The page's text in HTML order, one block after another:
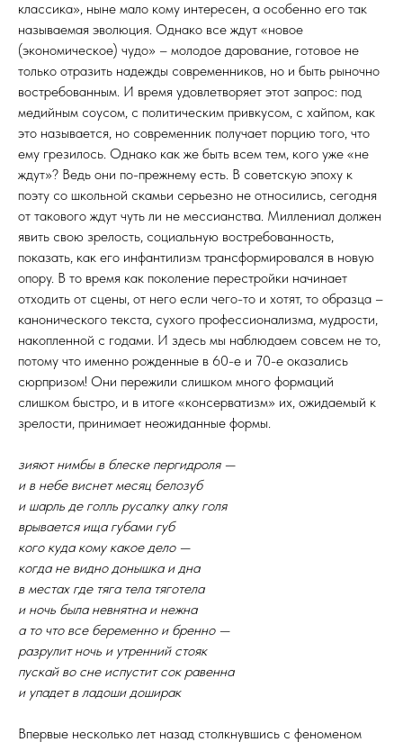
классика», ныне мало кому интересен, а особенно его так
называемая эволюция. Однако все ждут «новое
(экономическое) чудо» – молодое дарование, готовое не
только отразить надежды современников, но и быть рыночно
востребованным. И время удовлетворяет этот запрос: под
медийным соусом, с политическим привкусом, с хайпом, как
это называется, но современник получает порцию того, что
ему грезилось. Однако как же быть всем тем, кого уже «не
ждут»? Ведь они по-прежнему есть. В советскую эпоху к
поэту со школьной скамьи серьезно не относились, сегодня
от такового ждут чуть ли не мессианства. Миллениал должен
явить свою зрелость, социальную востребованность,
показать, как его инфантилизм трансформировался в новую
опору. В то время как поколение перестройки начинает
отходить от сцены, от него если чего-то и хотят, то образца –
канонического текста, сухого профессионализма, мудрости,
накопленной с годами. И здесь мы наблюдаем совсем не то,
потому что именно рожденные в 60-е и 70-е оказались
сюрпризом! Они пережили слишком много формаций
слишком быстро, и в итоге «консерватизм» их, ожидаемый к
зрелости, принимает неожиданные формы.
зияют нимбы в блеске пергидроля —
и в небе виснет месяц белозуб
и шарль де голль русалку алку голя
врывается ища губами губ
кого куда кому какое дело —
когда не видно донышка и дна
в местах где тяга тела тяготела
и ночь была невнятна и нежна
а то что все беременно и бренно —
разрулит ночь и утренний стояк
пускай во сне испустит сок равенна
и упадет в ладоши доширак
Впервые несколько лет назад столкнувшись с феноменом